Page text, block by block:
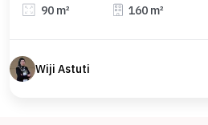
90 m² 160 m²
Wiji Astuti